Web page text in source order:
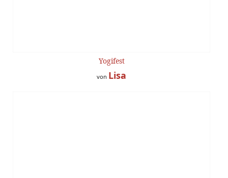
Yogifest
von Lisa